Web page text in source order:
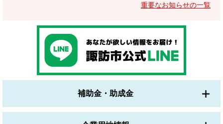
重要なお知らせの一覧
補助金・助成金